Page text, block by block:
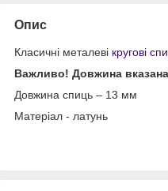
Опис
Класичні металеві кругові
Важливо! Довжина
Довжина спиць – 13 мм
Матеріал - латунь